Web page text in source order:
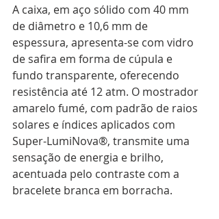
A caixa, em aço sólido com 40 mm
de diâmetro e 10,6 mm de
espessura, apresenta-se com vidro
de safira em forma de cúpula e
fundo transparente, oferecendo
resistência até 12 atm. O mostrador
amarelo fumé, com padrão de raios
solares e índices aplicados com
Super-LumiNova®, transmite uma
sensação de energia e brilho,
acentuada pelo contraste com a
bracelete branca em borracha.